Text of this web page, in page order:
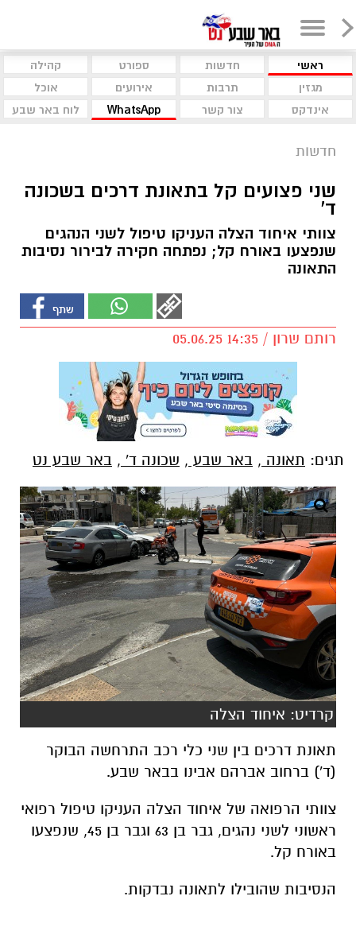
ראשי חדשות ספורט
קהילה
מגזין
תרבות אירועים
אוכל
אינדקס
צור קשר WhatsApp לוח באר שבע
חדשות
שני פצועים קל בתאונת דרכים בשכונה
ד'
צוותי איחוד הצלה העניקו טיפול לשני הנהגים
שנפצעו באורח קל; נפתחה חקירה לבירור נסיבות
התאונה
רותם שרון / 14:35 05.06.25
תאונה, באר שבע, שכונה ד', באר שבע נט
קרדיט: איחוד הצלה
תאונת דרכים בין שני כלי רכב התרחשה הבוקר
(ד') ברחוב אברהם אבינו בבאר שבע.
צוותי הרפואה של איחוד הצלה העניקו טיפול רפואי
ראשוני לשני נהגים, גבר בן 63 וגבר בן 45, שנפצעו
באורח קל.
הנסיבות שהובילו לתאונה נבדקות.
כל הפרטים על נדל"ן בבאר שבע